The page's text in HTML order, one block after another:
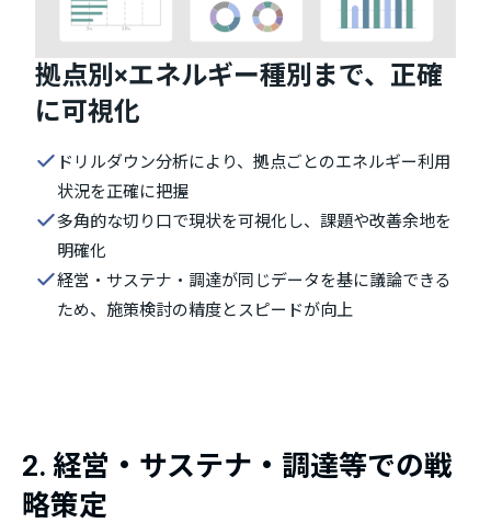
拠点別×エネルギー種別まで、正確
に可視化
ドリルダウン分析により、拠点ごとのエネルギー利用
状況を正確に把握
多角的な切り口で現状を可視化し、課題や改善余地を
明確化
経営・サステナ・調達が同じデータを基に議論できる
ため、施策検討の精度とスピードが向上
2. 経営・サステナ・調達等での戦
略策定